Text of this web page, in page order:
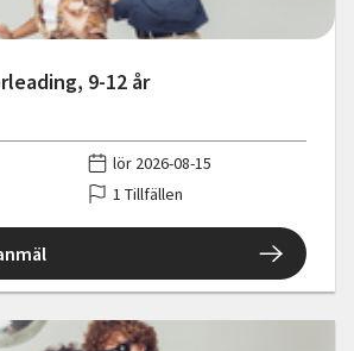
9-12 år
lör 2026-08-15
1 Tillfällen